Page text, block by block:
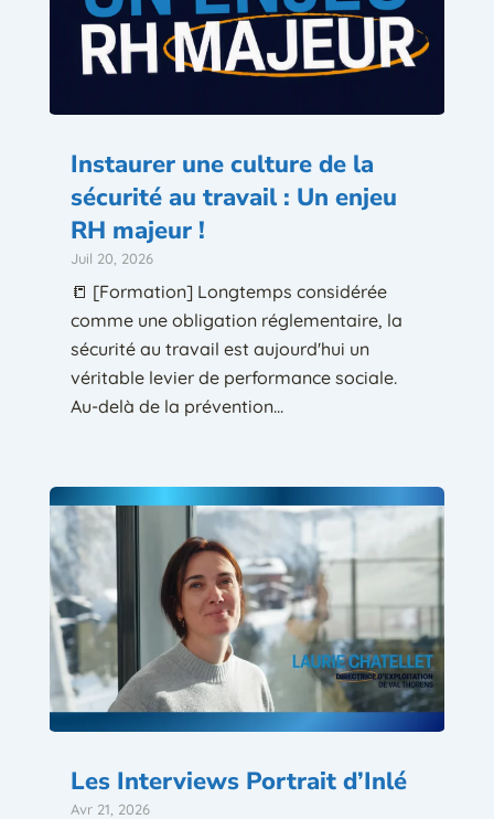
Instaurer une culture de la
sécurité au travail : Un enjeu
RH majeur !
Juil 20, 2026
📒 [Formation] Longtemps considérée
comme une obligation réglementaire, la
sécurité au travail est aujourd'hui un
véritable levier de performance sociale.
Au-delà de la prévention...
Les Interviews Portrait d’Inlé
Avr 21, 2026